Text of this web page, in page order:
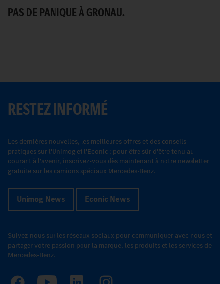
PAS DE PANIQUE À GRONAU.
RESTEZ INFORMÉ
Les dernières nouvelles, les meilleures offres et des conseils
pratiques sur l'Unimog et l'Econic : pour être sûr d'être tenu au
courant à l'avenir, inscrivez-vous dès maintenant à notre newsletter
gratuite sur les camions spéciaux Mercedes-Benz.
Unimog News Econic News
Suivez-nous sur les réseaux sociaux pour communiquer avec nous et
partager votre passion pour la marque, les produits et les services de
Mercedes-Benz.